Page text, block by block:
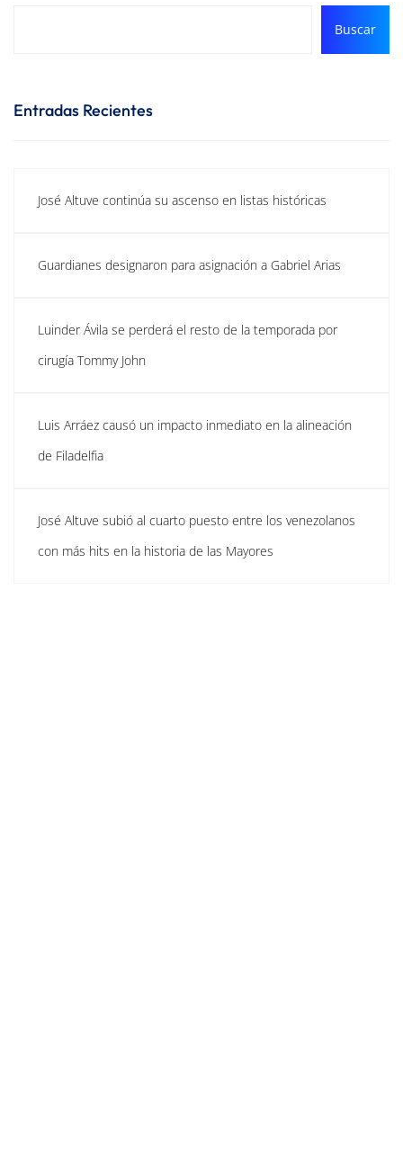
Buscar
Entradas Recientes
José Altuve continúa su ascenso en listas históricas
Guardianes designaron para asignación a Gabriel Arias
Luinder Ávila se perderá el resto de la temporada por
cirugía Tommy John
Luis Arráez causó un impacto inmediato en la alineación
de Filadelfia
José Altuve subió al cuarto puesto entre los venezolanos
con más hits en la historia de las Mayores